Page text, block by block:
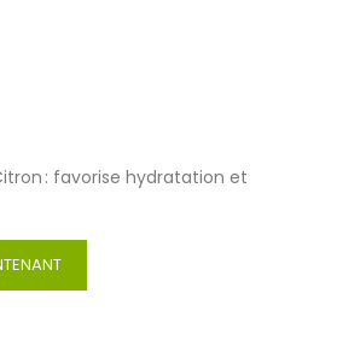
: favorise hydratation et